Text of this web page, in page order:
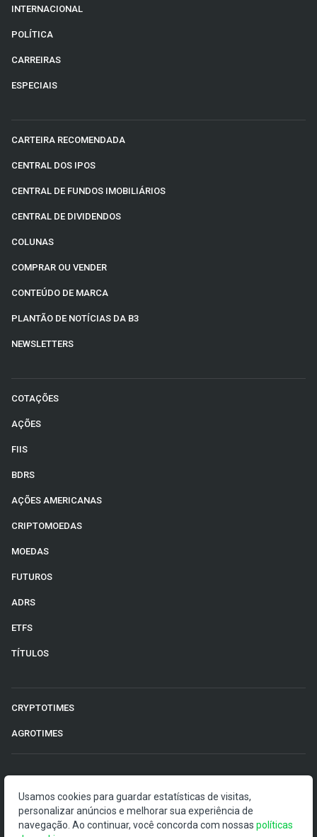
INTERNACIONAL
POLÍTICA
CARREIRAS
ESPECIAIS
CARTEIRA RECOMENDADA
CENTRAL DOS IPOS
CENTRAL DE FUNDOS IMOBILIÁRIOS
CENTRAL DE DIVIDENDOS
COLUNAS
COMPRAR OU VENDER
CONTEÚDO DE MARCA
PLANTÃO DE NOTÍCIAS DA B3
NEWSLETTERS
COTAÇÕES
AÇÕES
FIIS
BDRS
AÇÕES AMERICANAS
CRIPTOMOEDAS
MOEDAS
FUTUROS
ADRS
ETFS
TÍTULOS
CRYPTOTIMES
AGROTIMES
O Money Times publica matérias de cunho jornalístico, que
visam a democratização da informação. Nossas
Usamos cookies para guardar estatísticas de visitas,
personalizar anúncios e melhorar sua experiência de
navegação. Ao continuar, você concorda com nossas políticas